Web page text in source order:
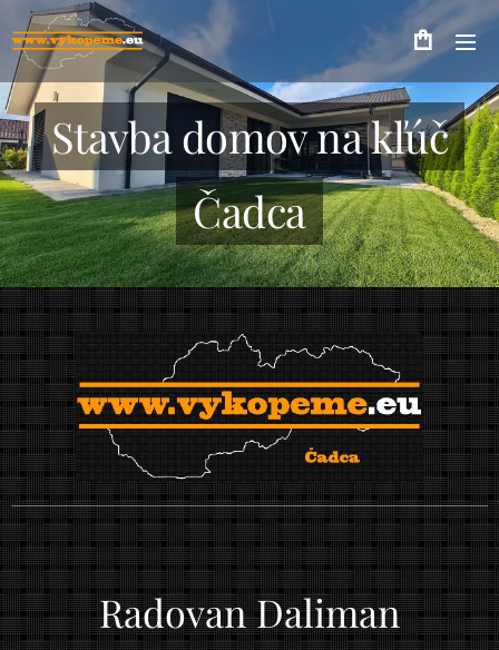
Stavba domov na kľúč
Čadca
Radovan Daliman